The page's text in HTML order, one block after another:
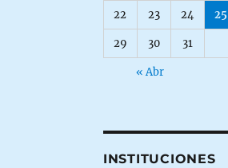
22 23 24 25
29 30 31
« Abr
INSTITUCIONES